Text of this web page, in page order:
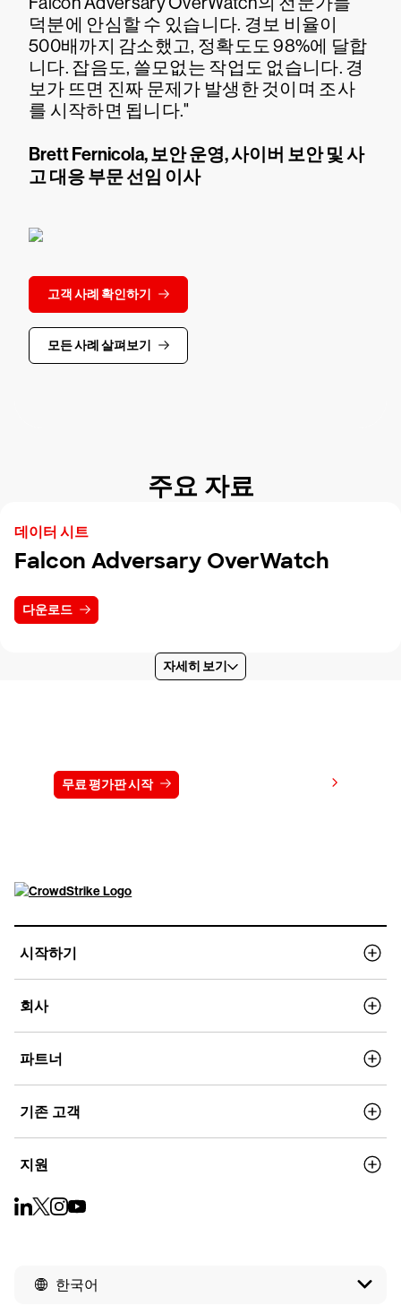
덕분에 안심할 수 있습니다. 경보 비율이
500배까지 감소했고, 정확도도 98%에 달합
니다. 잡음도, 쓸모없는 작업도 없습니다. 경
보가 뜨면 진짜 문제가 발생한 것이며 조사
를 시작하면 됩니다."
Brett Fernicola, 보안 운영, 사이버 보안 및 사
고 대응 부문 선임 이사
고객 사례 확인하기
모든 사례 살펴보기
주요 자료
데이터 시트
Falcon Adversary OverWatch
다운로드
자세히 보기
무료 평가판 시작
시작하기
회사
파트너
기존 고객
지원
한국어